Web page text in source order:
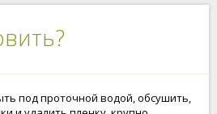
под проточной водой, обсушить,